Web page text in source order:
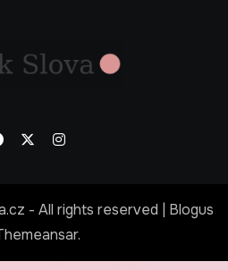
- All rights reserved
Blogus
.